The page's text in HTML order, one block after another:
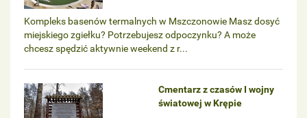
Kompleks basenów termalnych w Mszczonowie Masz dosyć
miejskiego zgiełku? Potrzebujesz odpoczynku? A może
chcesz spędzić aktywnie weekend z r...
Cmentarz z czasów I wojny
światowej w Krępie